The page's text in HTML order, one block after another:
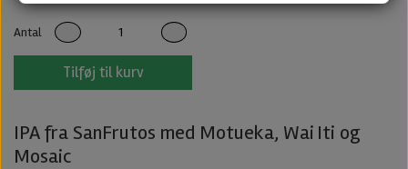
Antal
Tilføj til kurv
IPA fra SanFrutos med Motueka, Wai Iti og
Mosaic